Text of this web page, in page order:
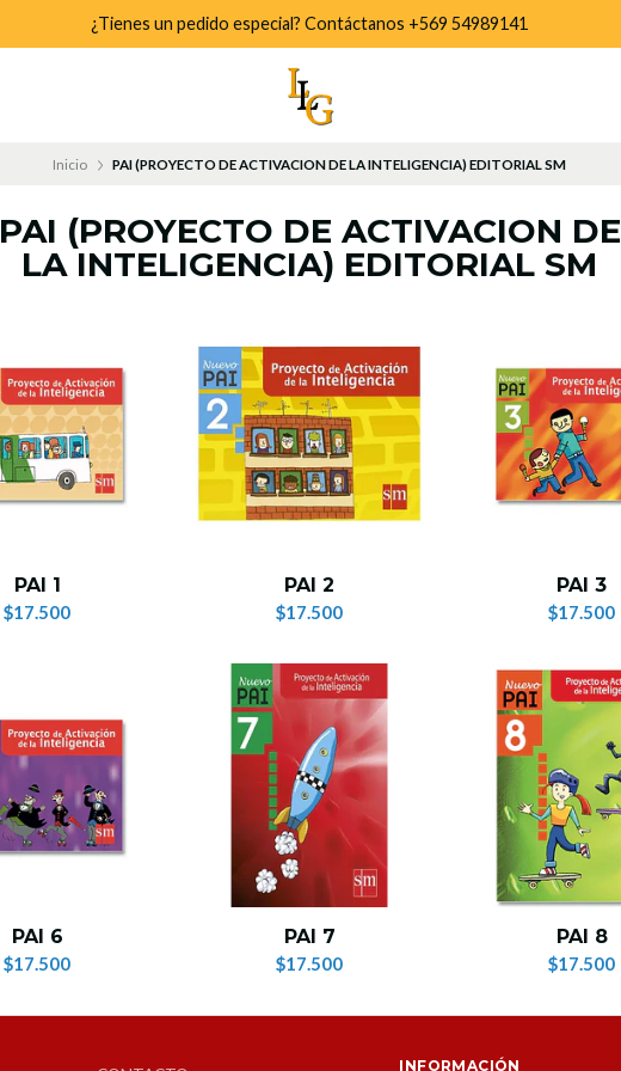
¿Tienes un pedido especial? Contáctanos +569 54989141
Inicio PAI (PROYECTO DE ACTIVACION DE LA INTELIGENCIA) EDITORIAL SM
PAI (PROYECTO DE ACTIVACION DE
LA INTELIGENCIA) EDITORIAL SM
PAI 1
$17.500
PAI 2
$17.500
PAI 3
$17.500
PAI 6
$17.500
PAI 7
$17.500
PAI 8
$17.500
INFORMACIÓN